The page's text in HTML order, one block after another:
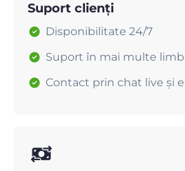
Suport clienți
Disponibilitate 24/7
Suport în mai multe
Contact prin chat live și